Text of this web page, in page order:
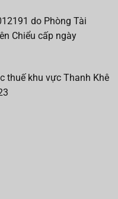
do Phòng Tài
Chiểu cấp ngày
thuế khu vực Thanh Khê